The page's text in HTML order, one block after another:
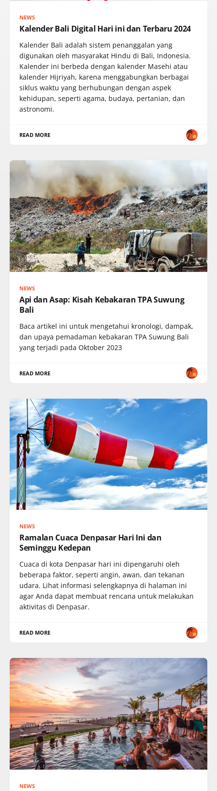
NEWS
Kalender Bali Digital Hari ini dan Terbaru 2024
Kalender Bali adalah sistem penanggalan yang
digunakan oleh masyarakat Hindu di Bali, Indonesia.
Kalender ini berbeda dengan kalender Masehi atau
kalender Hijriyah, karena menggabungkan berbagai
siklus waktu yang berhubungan dengan aspek
kehidupan, seperti agama, budaya, pertanian, dan
astronomi.
READ MORE
NEWS
Api dan Asap: Kisah Kebakaran TPA Suwung
Bali
Baca artikel ini untuk mengetahui kronologi, dampak,
dan upaya pemadaman kebakaran TPA Suwung Bali
yang terjadi pada Oktober 2023
READ MORE
NEWS
Ramalan Cuaca Denpasar Hari Ini dan
Seminggu Kedepan
Cuaca di kota Denpasar hari ini dipengaruhi oleh
beberapa faktor, seperti angin, awan, dan tekanan
udara. Lihat informasi selengkapnya di halaman ini
agar Anda dapat membuat rencana untuk melakukan
aktivitas di Denpasar.
READ MORE
NEWS